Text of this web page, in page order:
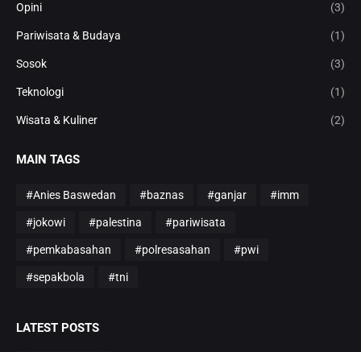
Opini (3)
Pariwisata & Budaya (1)
Sosok (3)
Teknologi (1)
Wisata & Kuliner (2)
MAIN TAGS
#Anies Baswedan #baznas #ganjar #imm
#jokowi #palestina #pariwisata
#pemkabasahan #polresasahan #pwi
#sepakbola #tni
LATEST POSTS